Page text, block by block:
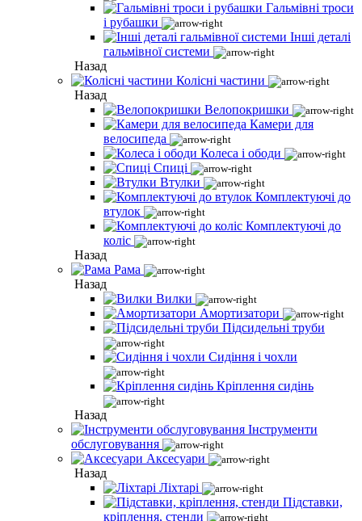
Гальмівні троси
і рубашки
Інші деталі
гальмівної системи
Назад
Колісні частини
Назад
Велопокришки
Камери для
велосипеда
Колеса і ободи
Спиці
Втулки
Комплектуючі до
втулок
Комплектуючі до
коліс
Назад
Рама
Назад
Вилки
Амортизатори
Підсидельні труби
Сидіння і чохли
Кріплення сидінь
Назад
Інструменти
обслуговування
Аксесуари
Назад
Ліхтарі
Підставки,
кріплення, стенди